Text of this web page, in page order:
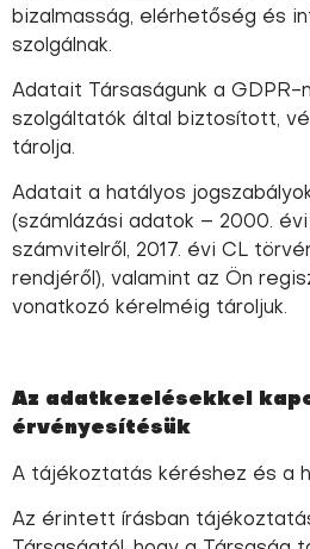
bizalmasság, elérhetőség és
szolgálnak.
Adatait Társaságunk a GDPR-
szolgáltatók által biztosított,
tárolja.
Adatait a hatályos
(számlázási adatok – 2000.
számvitelről, 2017. évi CL
rendjéről), valamint az Ön
vonatkozó kérelméig tároljuk.
Az adatkezelésekkel
érvényesítésük
A tájékoztatás kéréshez és a
Az érintett írásban